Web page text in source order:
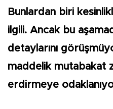
Bunlardan biri
ilgili. Ancak bu
detaylarını
maddelik mutabakat
erdirmeye